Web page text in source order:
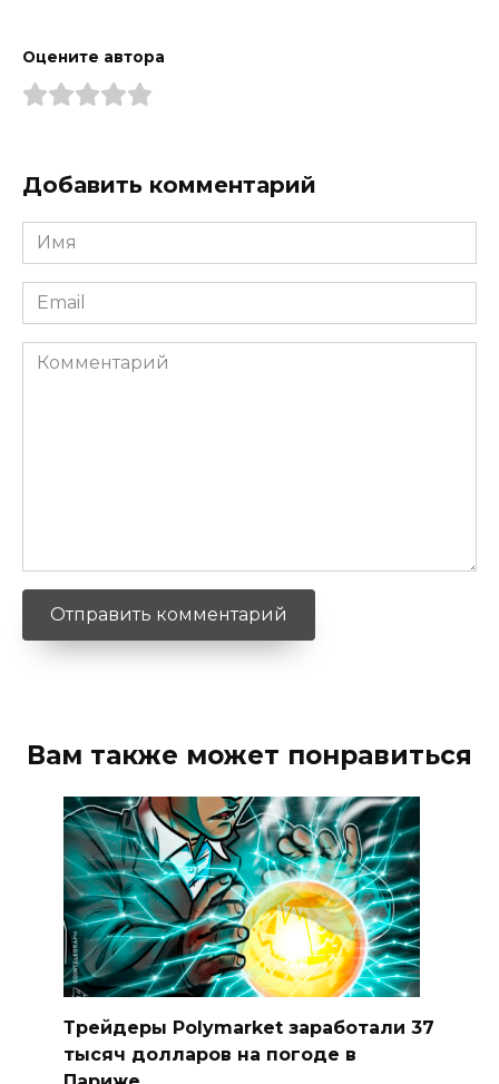
Оцените автора
Добавить комментарий
Имя
*
Email
*
Комментарий
Вам также может понравиться
Трейдеры Polymarket заработали 37
тысяч долларов на погоде в